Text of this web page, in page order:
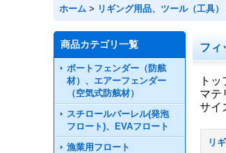
ホーム > リギング用品、ツール（工具）
商品カテゴリ一覧
ボートフェンダー（防舷
材）、エアーフェンダー
（空気式防舷材）
スチロールバーレル(発泡
フロート)、EVAフロート
漁業用フロート
フィ
ト
マテ
サイ